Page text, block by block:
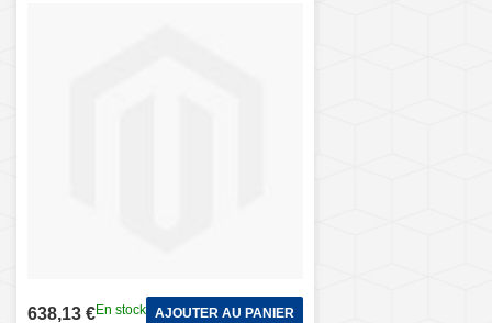
638,13 €En stock AJOUTER AU PANIER